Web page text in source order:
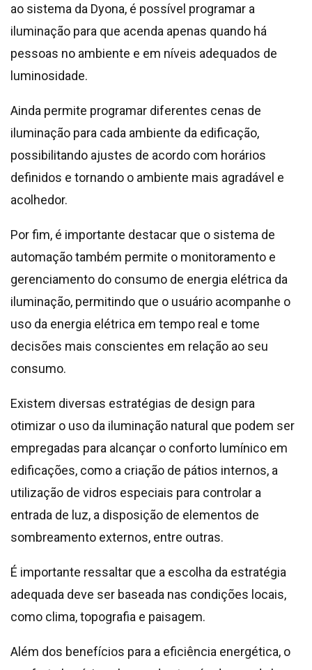
ao sistema da Dyona, é possível programar a
iluminação para que acenda apenas quando há
pessoas no ambiente e em níveis adequados de
luminosidade.
Ainda permite programar diferentes cenas de
iluminação para cada ambiente da edificação,
possibilitando ajustes de acordo com horários
definidos e tornando o ambiente mais agradável e
acolhedor.
Por fim, é importante destacar que o sistema de
automação também permite o monitoramento e
gerenciamento do consumo de energia elétrica da
iluminação, permitindo que o usuário acompanhe o
uso da energia elétrica em tempo real e tome
decisões mais conscientes em relação ao seu
consumo.
Existem diversas estratégias de design para
otimizar o uso da iluminação natural que podem ser
empregadas para alcançar o conforto lumínico em
edificações, como a criação de pátios internos, a
utilização de vidros especiais para controlar a
entrada de luz, a disposição de elementos de
sombreamento externos, entre outras.
É importante ressaltar que a escolha da estratégia
adequada deve ser baseada nas condições locais,
como clima, topografia e paisagem.
Além dos benefícios para a eficiência energética, o